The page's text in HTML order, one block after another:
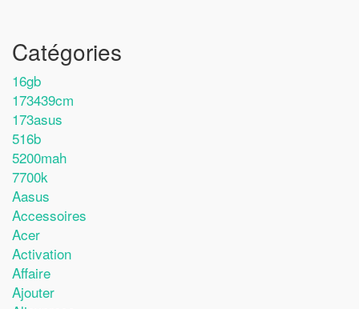
Catégories
16gb
173439cm
173asus
516b
5200mah
7700k
Aasus
Accessoires
Acer
Activation
Affaire
Ajouter